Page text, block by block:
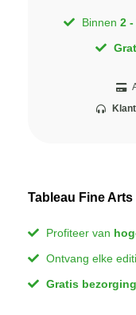
Binnen 2
Tableau Fine
Profiteer van
Ontvang elke
Gratis bezorging